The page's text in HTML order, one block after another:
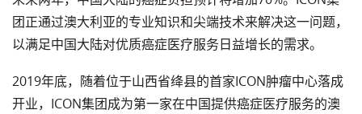
团正通过澳大利亚的专业知识和尖端技术来解决这一问题，
以满足中国大陆对优质癌症医疗服务日益增长的需求。
2019年底，随着位于山西省绛县的首家ICON肿瘤中心落成
开业，ICON集团成为第一家在中国提供癌症医疗服务的澳